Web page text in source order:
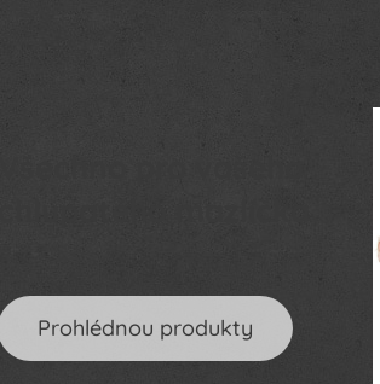
Prohlédnou produkty